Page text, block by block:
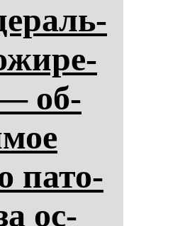
об­
па­то­
ос­